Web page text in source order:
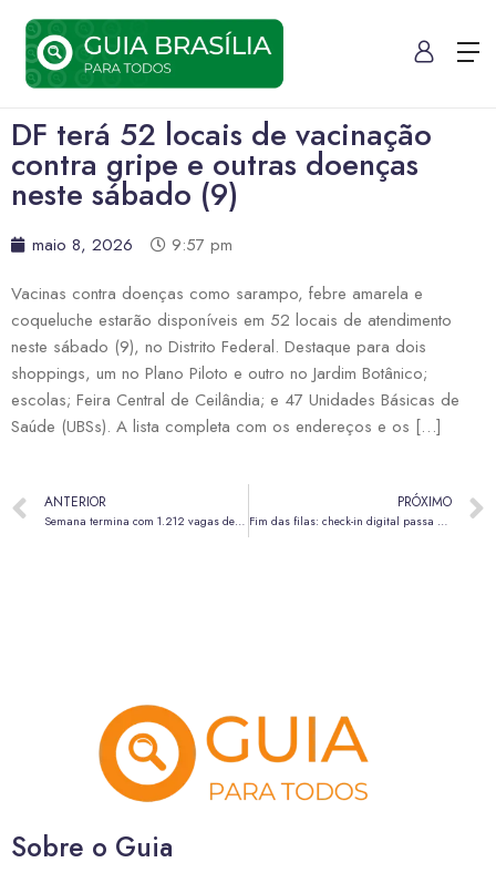
DF terá 52 locais de vacinação
contra gripe e outras doenças
neste sábado (9)
maio 8, 2026
9:57 pm
Vacinas contra doenças como sarampo, febre amarela e
coqueluche estarão disponíveis em 52 locais de atendimento
neste sábado (9), no Distrito Federal. Destaque para dois
shoppings, um no Plano Piloto e outro no Jardim Botânico;
escolas; Feira Central de Ceilândia; e 47 Unidades Básicas de
Saúde (UBSs). A lista completa com os endereços e os […]
ANTERIOR
Semana termina com 1.212 vagas de emprego disponíveis nas agências do trabalhador
PRÓXIMO
Fim das filas: check-in digital passa a ser obrigatório em hotéis de todo o Brasil
Sobre o Guia